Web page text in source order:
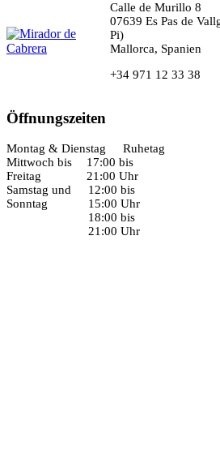
Calle de Murillo 8
07639 Es Pas de
Pi)
Mallorca, Spanien
+34 971 12 33 38
Öffnungszeiten
Montag & Dienstag
Ruhetag
Mittwoch bis
Freitag
17:00 bis
21:00 Uhr
Samstag und
Sonntag
12:00 bis
15:00 Uhr
18:00 bis
21:00 Uhr